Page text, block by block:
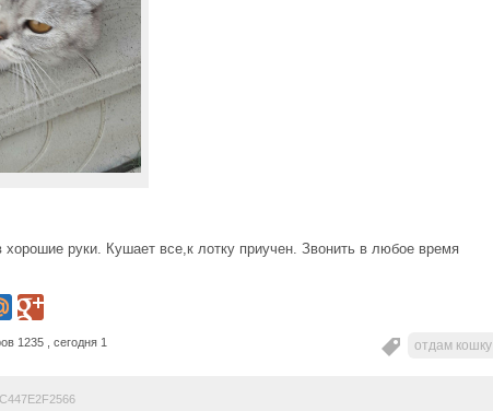
руки. Кушает все,к лотку приучен. Звонить в любое время
отдам кошку
1235 , сегодня 1